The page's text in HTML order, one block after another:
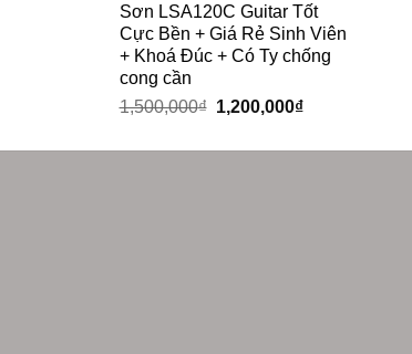
Sơn LSA120C Guitar Tốt
Cực Bền + Giá Rẻ Sinh Viên
+ Khoá Đúc + Có Ty chống
cong cần
1,500,000₫ 1,200,000₫